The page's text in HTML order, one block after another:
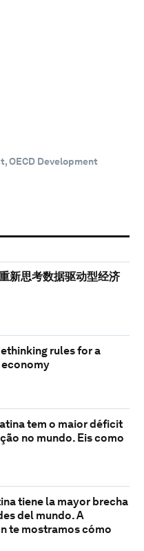
OECD Development
新思考数据驱动型经济
rules for a
tem o maior déficit
no mundo. Eis como
tiene la mayor brecha
del mundo. A
te mostramos cómo